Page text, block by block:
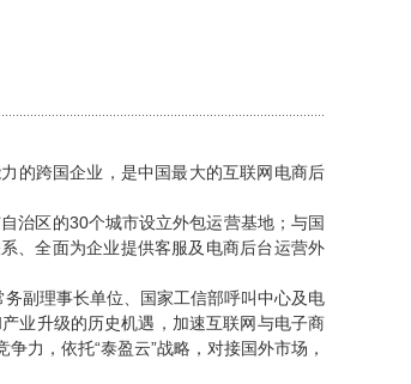
的跨国企业，是中国最大的互联网电商后
治区的30个城市设立外包运营基地；与国
、全面为企业提供客服及电商后台运营外
副理事长单位、国家工信部呼叫中心及电
业升级的历史机遇，加速互联网与电子商
力，依托“泰盈云”战略，对接国外市场，